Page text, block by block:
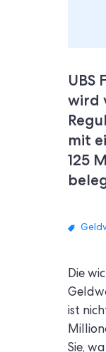
UBS
wird
mit
125
Die
ist
Sie,